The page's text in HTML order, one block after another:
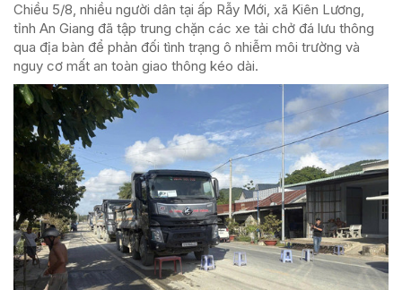
Chiều 5/8, nhiều người dân tại ấp Rẫy Mới, xã Kiên Lương,
tỉnh An Giang đã tập trung chặn các xe tải chở đá lưu thông
qua địa bàn để phản đối tình trạng ô nhiễm môi trường và
nguy cơ mất an toàn giao thông kéo dài.